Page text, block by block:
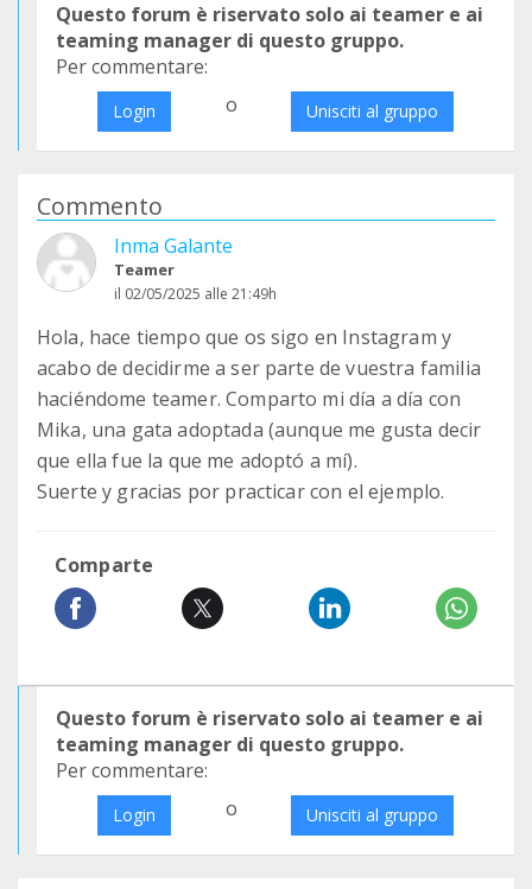
Questo forum è riservato solo ai teamer e ai
teaming manager di questo gruppo.
Per commentare:
Login o Unisciti al gruppo
Commento
Inma Galante
Teamer
il 02/05/2025 alle 21:49h
Hola, hace tiempo que os sigo en Instagram y
acabo de decidirme a ser parte de vuestra familia
haciéndome teamer. Comparto mi día a día con
Mika, una gata adoptada (aunque me gusta decir
que ella fue la que me adoptó a mí).
Suerte y gracias por practicar con el ejemplo.
Comparte
Questo forum è riservato solo ai teamer e ai
teaming manager di questo gruppo.
Per commentare:
Login o Unisciti al gruppo